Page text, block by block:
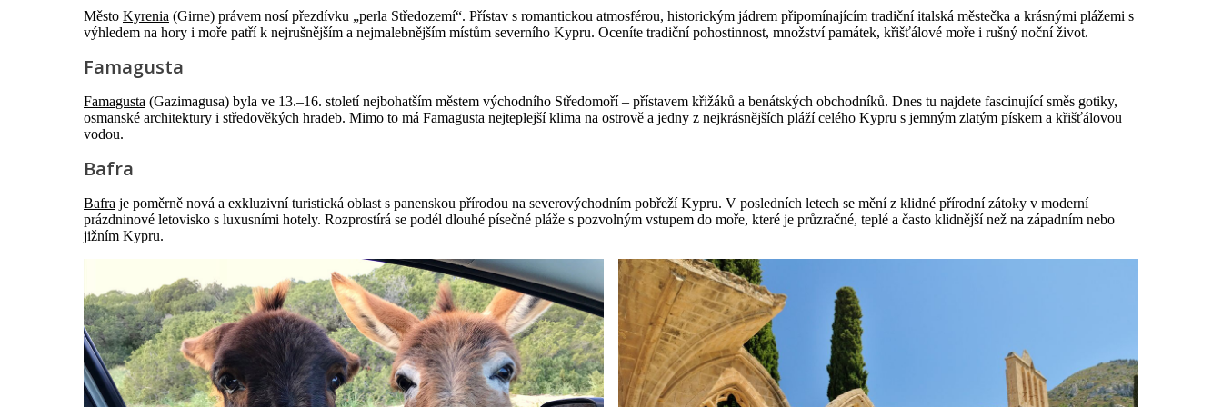
Město Kyrenia (Girne) právem nosí přezdívku „perla Středozemí“. Přístav s romantickou atmosférou, historickým jádrem připomínajícím tradiční italská městečka a krásnými plážemi s
výhledem na hory i moře patří k nejrušnějším a nejmalebnějším místům severního Kypru. Oceníte tradiční pohostinnost, množství památek, křišťálové moře i rušný noční život.
Famagusta
Famagusta (Gazimagusa) byla ve 13.–16. století nejbohatším městem východního Středomoří – přístavem křižáků a benátských obchodníků. Dnes tu najdete fascinující směs gotiky,
osmanské architektury i středověkých hradeb. Mimo to má Famagusta nejteplejší klima na ostrově a jedny z nejkrásnějších pláží celého Kypru s jemným zlatým pískem a křišťálovou
vodou.
Bafra
Bafra je poměrně nová a exkluzivní turistická oblast s panenskou přírodou na severovýchodním pobřeží Kypru. V posledních letech se mění z klidné přírodní zátoky v moderní
prázdninové letovisko s luxusními hotely. Rozprostírá se podél dlouhé písečné pláže s pozvolným vstupem do moře, které je průzračné, teplé a často klidnější než na západním nebo
jižním Kypru.